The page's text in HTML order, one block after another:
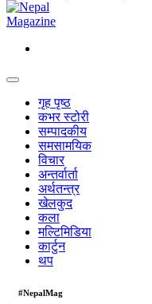
गृह पृष्ठ
कभर स्टोरी
सम्पादकीय
समसामयिक
विचार
अन्तर्वार्ता
अर्थतन्त्र
खेलकुद
कला
मल्टिमिडिया
कार्टुन
थप
#NepalMag